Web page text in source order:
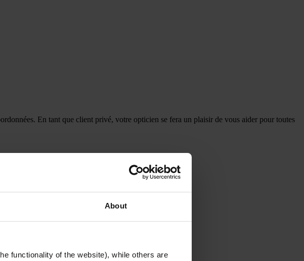
About
functionality of the website), while others are
En tant que client privé, votre opticien se fera un plaisir de vous aider pour toutes